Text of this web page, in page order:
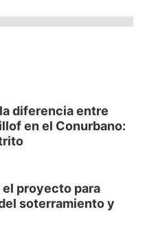
diferencia entre
en el Conurbano:
el proyecto para
soterramiento y